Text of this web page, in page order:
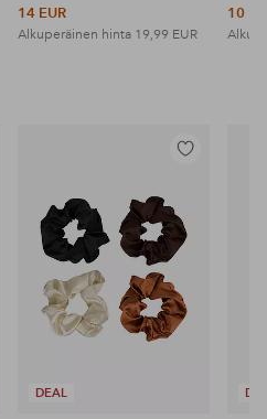
14 EUR
Alkuperäinen hinta 19,99 EUR
10
DEAL
Lisää